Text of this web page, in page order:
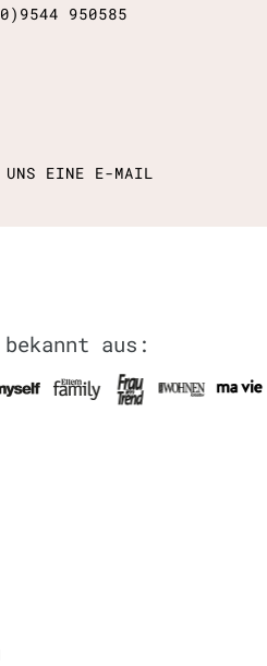
950585
UNS EINE E-MAIL
aus: